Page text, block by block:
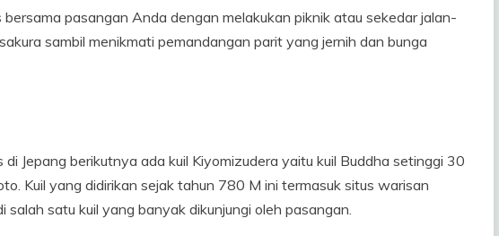
pasangan Anda dengan melakukan piknik atau sekedar jalan-
sambil menikmati pemandangan parit yang jernih dan bunga
Jepang berikutnya ada kuil Kiyomizudera yaitu kuil Buddha setinggi 30
Kuil yang didirikan sejak tahun 780 M ini termasuk situs warisan
salah satu kuil yang banyak dikunjungi oleh pasangan.